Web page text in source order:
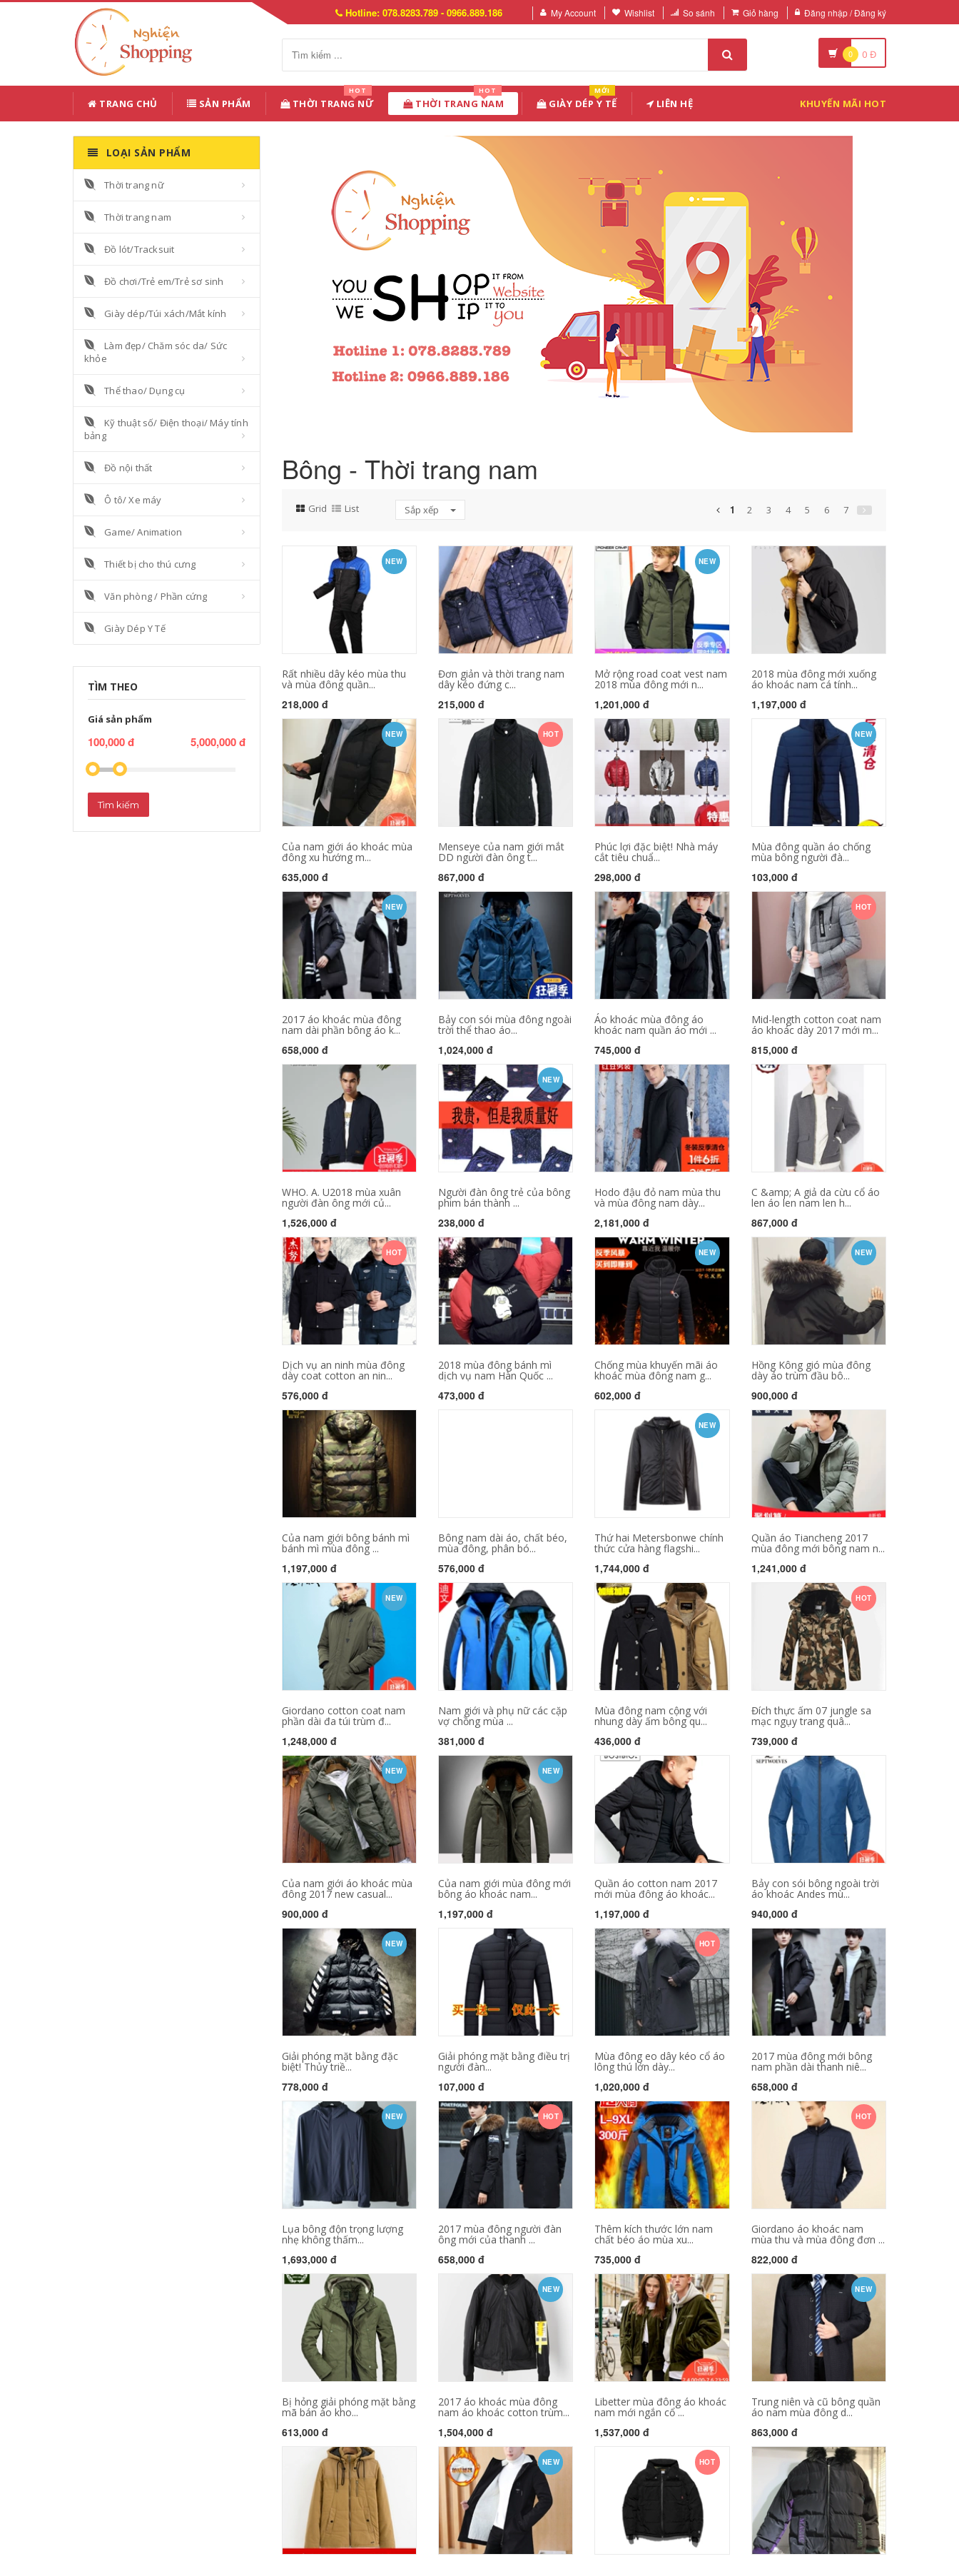
Hotline: 078.8283.789 - 0966.889.186 My Account Wishlist So sánh Giỏ hàng Đăng nhập / Đăng ký
0 0 Đ
TRANG CHỦ SẢN PHẨM THỜI TRANG NỮ
HOT
THỜI TRANG NAM
HOT
GIÀY DÉP Y TẾ
MỚI
LIÊN HỆ KHUYẾN MÃI HOT
LOẠI SẢN PHẨM
Thời trang nữ
Thời trang nam
Đồ lót/Tracksuit
Đồ chơi/Trẻ em/Trẻ sơ sinh
Giày dép/Túi xách/Mắt kính
Làm đẹp/ Chăm sóc da/ Sức
khỏe
Thể thao/ Dụng cụ
Kỹ thuật số/ Điện thoại/ Máy tính
bảng
Đồ nội thất
Ô tô/ Xe máy
Game/ Animation
Thiết bị cho thú cưng
Văn phòng / Phần cứng
Giày Dép Y Tế
TÌM THEO
Giá sản phẩm
100,000 đ 5,000,000 đ
Tìm kiếm
Bông - Thời trang nam
Grid List Sắp xếp 1 2 3 4 5 6 7
NEW
Rất nhiều dây kéo mùa thu
và mùa đông quần...
218,000 đ
Đơn giản và thời trang nam
dây kéo đứng c...
215,000 đ
NEW
Mở rộng road coat vest nam
2018 mùa đông mới n...
1,201,000 đ
2018 mùa đông mới xuống
áo khoác nam cá tính...
1,197,000 đ
NEW
Của nam giới áo khoác mùa
đông xu hướng m...
635,000 đ
HOT
Menseye của nam giới mắt
DD người đàn ông t...
867,000 đ
Phúc lợi đặc biệt! Nhà máy
cắt tiêu chuẩ...
298,000 đ
NEW
Mùa đông quần áo chống
mùa bông người đà...
103,000 đ
NEW
2017 áo khoác mùa đông
nam dài phần bông áo k...
658,000 đ
Bảy con sói mùa đông ngoài
trời thể thao áo...
1,024,000 đ
Áo khoác mùa đông áo
khoác nam quần áo mới ...
745,000 đ
HOT
Mid-length cotton coat nam
áo khoác dày 2017 mới m...
815,000 đ
WHO. A. U2018 mùa xuân
người đàn ông mới củ...
1,526,000 đ
NEW
Người đàn ông trẻ của bông
phim bán thành ...
238,000 đ
Hodo đậu đỏ nam mùa thu
và mùa đông nam dày...
2,181,000 đ
C &amp; A giả da cừu cổ áo
len áo len nam len h...
867,000 đ
HOT
Dịch vụ an ninh mùa đông
dày coat cotton an nin...
576,000 đ
2018 mùa đông bánh mì
dịch vụ nam Hàn Quốc ...
473,000 đ
NEW
Chống mùa khuyến mãi áo
khoác mùa đông nam g...
602,000 đ
NEW
Hồng Kông gió mùa đông
dày áo trùm đầu bô...
900,000 đ
Của nam giới bông bánh mì
bánh mì mùa đông ...
1,197,000 đ
Bông nam dài áo, chất béo,
mùa đông, phân bó...
576,000 đ
NEW
Thứ hai Metersbonwe chính
thức cửa hàng flagshi...
1,744,000 đ
Quần áo Tiancheng 2017
mùa đông mới bông nam n...
1,241,000 đ
NEW
Giordano cotton coat nam
phần dài đa túi trùm đ...
1,248,000 đ
Nam giới và phụ nữ các cặp
vợ chồng mùa ...
381,000 đ
Mùa đông nam cộng với
nhung dày ấm bông qu...
436,000 đ
HOT
Đích thực ấm 07 jungle sa
mạc ngụy trang quâ...
739,000 đ
NEW
Của nam giới áo khoác mùa
đông 2017 new casual...
900,000 đ
NEW
Của nam giới mùa đông mới
bông áo khoác nam...
1,197,000 đ
Quần áo cotton nam 2017
mới mùa đông áo khoác...
1,197,000 đ
Bảy con sói bông ngoài trời
áo khoác Andes mù...
940,000 đ
NEW
Giải phóng mặt bằng đặc
biệt! Thủy triề...
778,000 đ
Giải phóng mặt bằng điều trị
người đàn...
107,000 đ
HOT
Mùa đông eo dây kéo cổ áo
lông thú lớn dày...
1,020,000 đ
2017 mùa đông mới bông
nam phần dài thanh niê...
658,000 đ
NEW
Lụa bông độn trọng lượng
nhẹ không thấm...
1,693,000 đ
HOT
2017 mùa đông người đàn
ông mới của thanh ...
658,000 đ
Thêm kích thước lớn nam
chất béo áo mùa xu...
735,000 đ
HOT
Giordano áo khoác nam
mùa thu và mùa đông đơn ...
822,000 đ
Bị hỏng giải phóng mặt bằng
mã bán áo kho...
613,000 đ
NEW
2017 áo khoác mùa đông
nam áo khoác cotton trùm...
1,504,000 đ
Libetter mùa đông áo khoác
nam mới ngắn cổ ...
1,537,000 đ
NEW
Trung niên và cũ bông quần
áo nam mùa đông d...
863,000 đ
NEW HOT